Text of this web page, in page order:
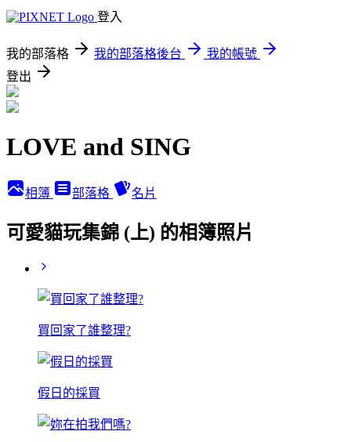
登入
我的部落格 我的部落格後台
我的帳號
登出
LOVE and SING
相簿 部落格 名片
可愛貓玩集錦 (上) 的相簿照片
買回家了誰整理?
假日的採買